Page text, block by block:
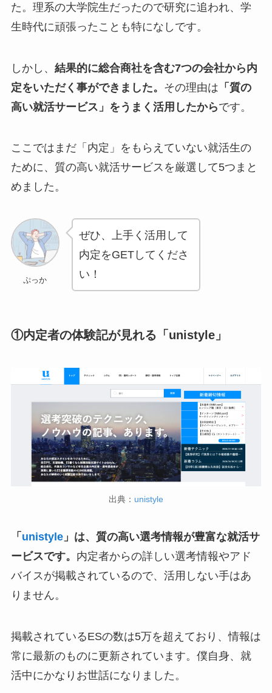
た。理系の大学院生だったので研究に追われ、学
生時代に頑張ったことも特になしです。
しかし、 結果的に総合商社を含む7つの会社から内
定をいただく事ができました。 その理由は 「質の
高い就活サービス」をうまく活用したからです。
ここではまだ「内定」をもらえていない就活生の
ために、質の高い就活サービスを厳選して5つまと
めました。
ぷっか
ぜひ、上手く活用して
内定をGETしてくださ
い！
①内定者の体験記が見れる「unistyle」
出典： unistyle
「 unistyle」は、質の高い選考情報が豊富な就活サ
ービスです。 内定者からの詳しい選考情報やアド
バイスが掲載されているので、活用しない手はあ
りません。
掲載されているESの数は5万を超えており、情報は
常に最新のものに更新されています。僕自身、就
活中にかなりお世話になりました。